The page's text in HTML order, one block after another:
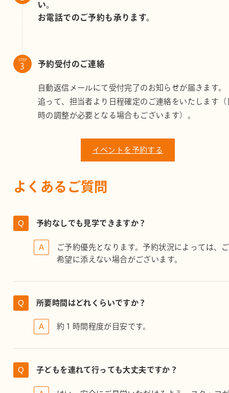
い。
お電話でのご予約も承ります。
STEP 予約受付のご連絡
自動返信メールにて受付完了のお知らせが届きます。
追って、担当者より日程確定のご連絡をいたします（
時の調整が必要となる場合もございます）。
イベントを予約する
よくあるご質問
予約なしでも見学できますか？
ご予約優先となります。予約状況によっては、ご
希望に添えない場合がございます。
所要時間はどれくらいですか？
約１時間程度が目安です。
子どもを連れて行っても大丈夫ですか？